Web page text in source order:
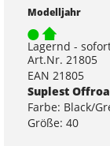
Modelljahr
Lagernd -
Art.Nr. 21805
EAN 21805
Suplest
Farbe: Black/
Größe: 40